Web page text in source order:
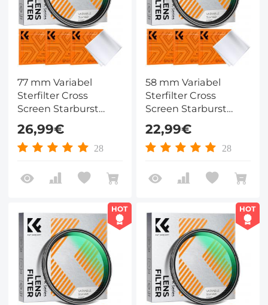
77 mm Variabel
Sterfilter Cross
Screen Starburst
Filter met 18 Laags
Coating Ultraslank
Optisch Glas
Serie
26,99€
28
58 mm Variabel
Sterfilter Cross
Screen Starburst
Filter met 18 Laags
Coating Ultraslank
Optisch Glas
Serie
22,99€
28
HOT HOT